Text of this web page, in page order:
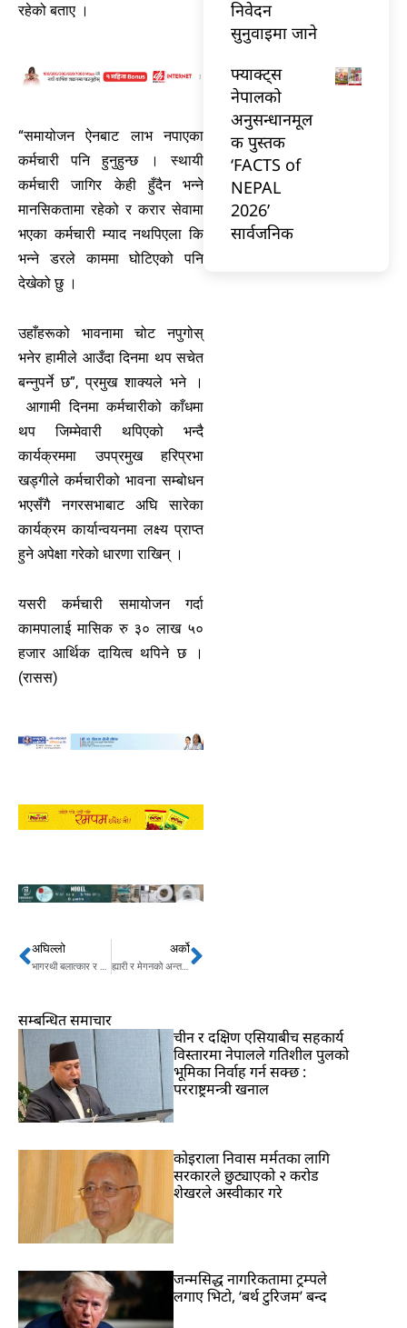
रहेको बताए ।
“समायोजन ऐनबाट लाभ नपाएका
कर्मचारी पनि हुनुहुन्छ । स्थायी
कर्मचारी जागिर केही हुँदैन भन्ने
मानसिकतामा रहेको र करार सेवामा
भएका कर्मचारी म्याद नथपिएला कि
भन्ने डरले काममा घोटिएको पनि
देखेको छु ।
उहाँहरूको भावनामा चोट नपुगोस्
भनेर हामीले आउँदा दिनमा थप सचेत
बन्नुपर्ने छ”, प्रमुख शाक्यले भने ।
आगामी दिनमा कर्मचारीको काँधमा
थप जिम्मेवारी थपिएको भन्दै
कार्यक्रममा उपप्रमुख हरिप्रभा
खड्गीले कर्मचारीको भावना सम्बोधन
भएसँगै नगरसभाबाट अघि सारेका
कार्यक्रम कार्यान्वयनमा लक्ष्य प्राप्त
हुने अपेक्षा गरेको धारणा राखिन् ।
यसरी कर्मचारी समायोजन गर्दा
कामपालाई मासिक रु ३० लाख ५०
हजार आर्थिक दायित्व थपिने छ ।
(रासस)
Prev
अघिल्लो
भागरथी बलात्कार र हत्यामा आरोपित किशोरलाई सुधारगृह पठाउन आदेश
अर्को
ह्यारी र मेगनको अन्तर्वार्ताबारे ब्रिटिश राजदरबारले मुख खोल्यो Next
निवेदन
सुनुवाइमा जाने
फ्याक्ट्स
नेपालको
अनुसन्धानमूल
क पुस्तक
‘FACTS of
NEPAL
2026’
सार्वजनिक
सम्बन्धित समाचार
चीन र दक्षिण एसियाबीच सहकार्य
विस्तारमा नेपालले गतिशील पुलको
भूमिका निर्वाह गर्न सक्छ :
परराष्ट्रमन्त्री खनाल
कोइराला निवास मर्मतका लागि
सरकारले छुट्याएको २ करोड
शेखरले अस्वीकार गरे
जन्मसिद्ध नागरिकतामा ट्रम्पले
लगाए भिटो, ‘बर्थ टुरिजम’ बन्द